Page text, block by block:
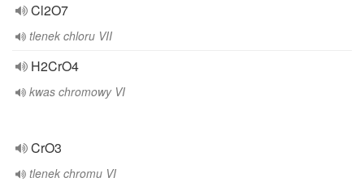
Cl2O7
tlenek chloru VII
H2CrO4
kwas chromowy VI
CrO3
tlenek chromu VI